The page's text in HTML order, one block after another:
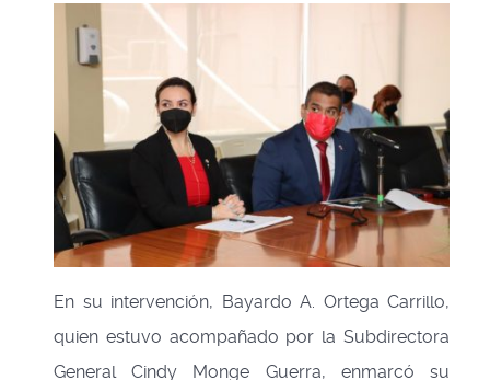
En su intervención, Bayardo A. Ortega Carrillo,
quien estuvo acompañado por la Subdirectora
General Cindy Monge Guerra, enmarcó su